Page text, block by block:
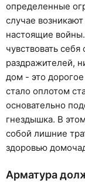
Рассказать новость
определенные
случае
настоящие
чувствовать
раздражителей,
дом - это
стало оплотом
основательно
гнездышка. В
собой лишние
здоровью
Арматура